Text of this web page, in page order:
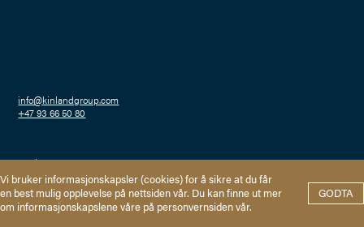
info@kinlandgroup.com
+47 93 66 50 80
Haakon VIIs gate 2
0161 Oslo
Vi bruker informasjonskapsler (cookies) for å sikre at du får
en best mulig opplevelse på nettsiden vår. Du kan finne ut mer
om informasjonskapslene våre på personvernsiden vår.
GODTA